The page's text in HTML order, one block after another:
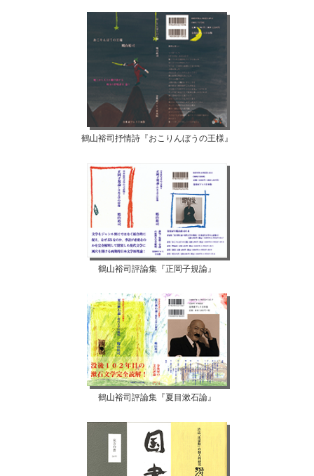
鶴山裕司抒情詩『おこりんぼうの王様』
鶴山裕司評論集『正岡子規論』
鶴山裕司評論集『夏目漱石論』